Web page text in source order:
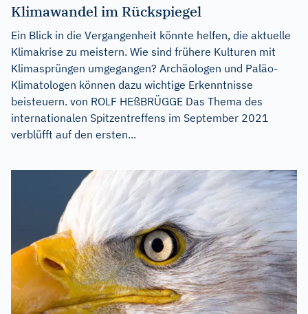
Klimawandel im Rückspiegel
Ein Blick in die Vergangenheit könnte helfen, die aktuelle
Klimakrise zu meistern. Wie sind frühere Kulturen mit
Klimasprüngen umgegangen? Archäologen und Paläo-
Klimatologen können dazu wichtige Erkenntnisse
beisteuern. von ROLF HEßBRÜGGE Das Thema des
internationalen Spitzentreffens im September 2021
verblüfft auf den ersten...